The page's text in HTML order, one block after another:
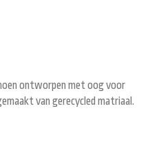
ontworpen met oog voor
van gerecycled matriaal.